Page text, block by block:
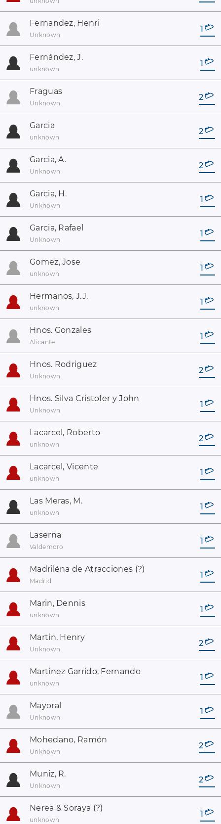
Fernandez, Henri
Unknown
1
Fernández, J.
unknown
1
Fraguas
Unknown
2
Garcia
unknown
2
Garcia, A.
Unknown
2
Garcia, H.
Unknown
1
Garcia, Rafael
Unknown
1
Gomez, Jose
unknown
1
Hermanos, J.J.
unknown
1
Hnos. Gonzales
Alicante
1
Hnos. Rodriguez
Unknown
2
Hnos. Silva Cristofer y John
Unknown
1
Lacarcel, Roberto
unknown
2
Lacarcel, Vicente
unknown
1
Las Meras, M.
unknown
1
Laserna
Valdemoro
1
Madriléna de Atracciones (?)
Madrid
1
Marin, Dennis
unknown
1
Martin, Henry
Unknown
2
Martinez Garrido, Fernando
unknown
1
Mayoral
Unknown
1
Mohedano, Ramón
Unknown
2
Muniz, R.
Unknown
2
Nerea & Soraya (?)
unknown
1